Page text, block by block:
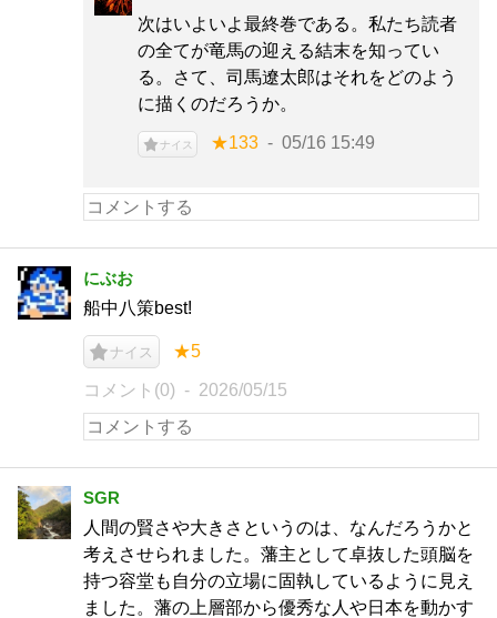
次はいよいよ最終巻である。私たち読者
の全てが竜馬の迎える結末を知ってい
る。さて、司馬遼󠄁太郎はそれをどのよう
に描くのだろうか。
ナイス ★133 05/16 15:49
にぶお
船中八策best!
ナイス ★5
コメント(0) 2026/05/15
SGR
人間の賢さや大きさというのは、なんだろうかと
考えさせられました。藩主として卓抜した頭脳を
持つ容堂も自分の立場に固執しているように見え
ました。藩の上層部から優秀な人や日本を動かす